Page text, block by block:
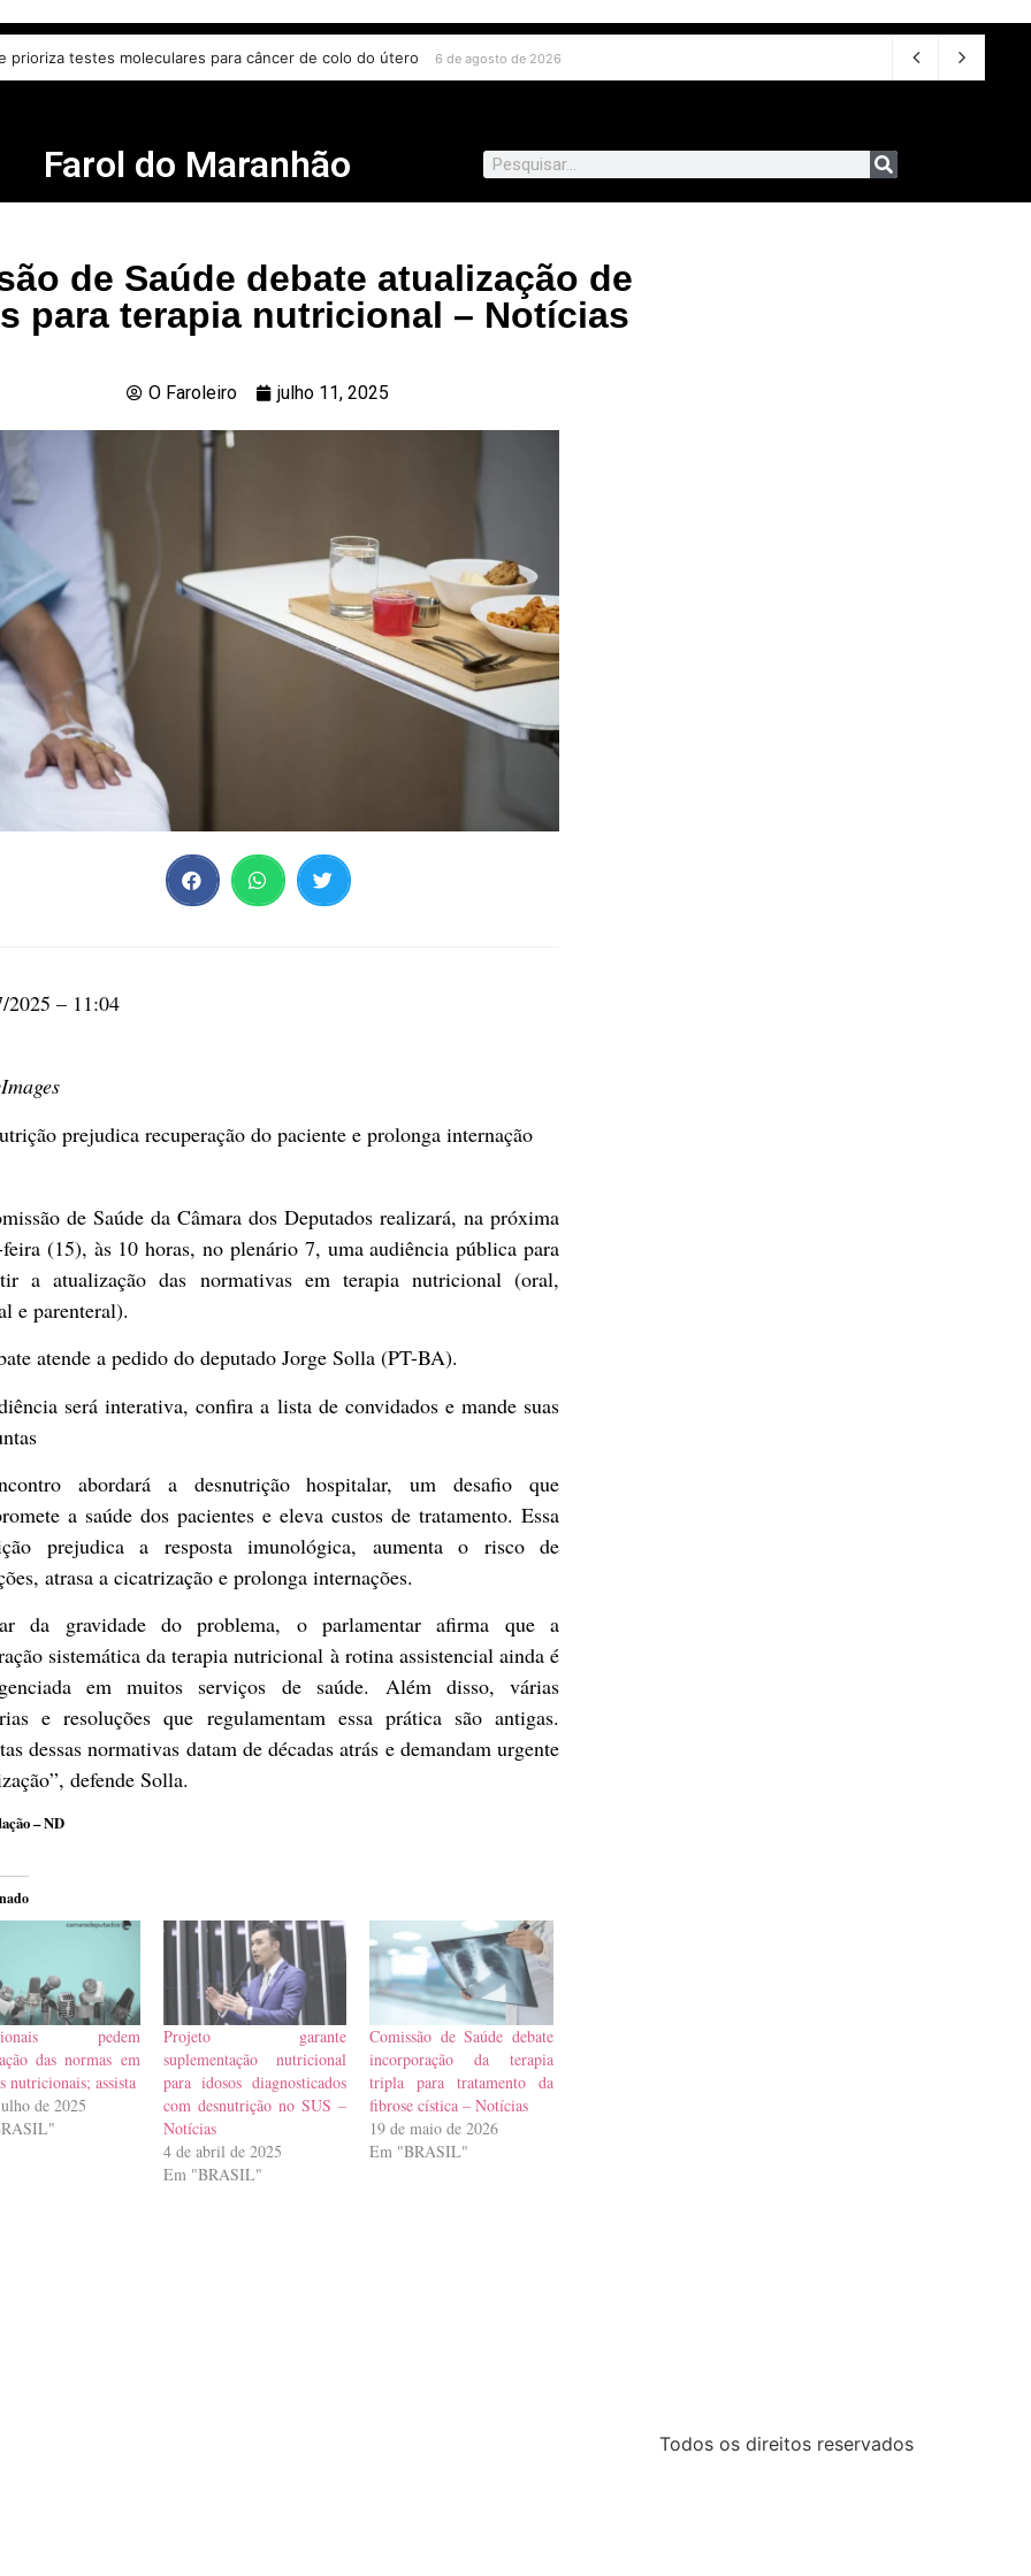
prioriza testes moleculares para câncer de colo do útero 6 de agosto de 2026
6 de agosto de 2026
Farol do Maranhão
de Saúde debate atualização de
para terapia nutricional – Notícias
O Faroleiro julho 11, 2025
2025 – 11:04
prejudica recuperação do paciente e prolonga internação
de Saúde da Câmara dos Deputados realizará, na próxima
(15), às 10 horas, no plenário 7, uma audiência pública para
a atualização das normativas em terapia nutricional (oral,
e parenteral).
atende a pedido do deputado Jorge Solla (PT-BA).
será interativa, confira a lista de convidados e mande suas
abordará a desnutrição hospitalar, um desafio que
a saúde dos pacientes e eleva custos de tratamento. Essa
prejudica a resposta imunológica, aumenta o risco de
atrasa a cicatrização e prolonga internações.
da gravidade do problema, o parlamentar afirma que a
sistemática da terapia nutricional à rotina assistencial ainda é
em muitos serviços de saúde. Além disso, várias
e resoluções que regulamentam essa prática são antigas.
dessas normativas datam de décadas atrás e demandam urgente
defende Solla.
– ND
pedem
das normas em
nutricionais; assista
de 2025
Projeto garante
suplementação nutricional
para idosos diagnosticados
com desnutrição no SUS –
Notícias
4 de abril de 2025
Em "BRASIL"
Comissão de Saúde debate
incorporação da terapia
tripla para tratamento da
fibrose cística – Notícias
19 de maio de 2026
Em "BRASIL"
Todos os direitos reservados